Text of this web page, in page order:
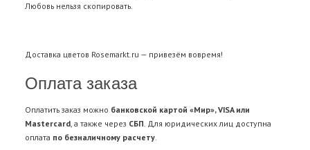
Любовь нельзя скопировать.
Доставка цветов Rosemarkt.ru — привезём вовремя!
Оплата заказа
Оплатить заказ можно банковской картой «Мир», VISA или
Mastercard, а также через СБП. Для юридических лиц доступна
оплата по безналичному расчету.